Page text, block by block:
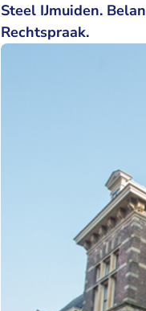
Steel IJmuiden.
Rechtspraak.